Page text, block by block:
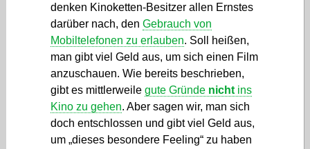
denken Kinoketten-Besitzer allen Ernstes
darüber nach, den Gebrauch von
Mobiltelefonen zu erlauben. Soll heißen,
man gibt viel Geld aus, um sich einen Film
anzuschauen. Wie bereits beschrieben,
gibt es mittlerweile gute Gründe nichtins
Kino zu gehen. Aber sagen wir, man sich
doch entschlossen und gibt viel Geld aus,
um „dieses besondere Feeling“ zu haben